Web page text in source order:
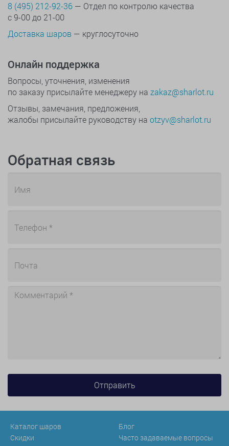
8 (495) 212-92-36 — Отдел по контролю качества
с 9-00 до 21-00
Доставка шаров — круглосуточно
Онлайн поддержка
Вопросы, уточнения, изменения
по заказу присылайте менеджеру на zakaz@sharlot.ru
Отзывы, замечания, предложения,
жалобы присылайте руководству на otzyv@sharlot.ru
Обратная связь
Каталог шаров
Скидки
Блог
Часто задаваемые вопросы